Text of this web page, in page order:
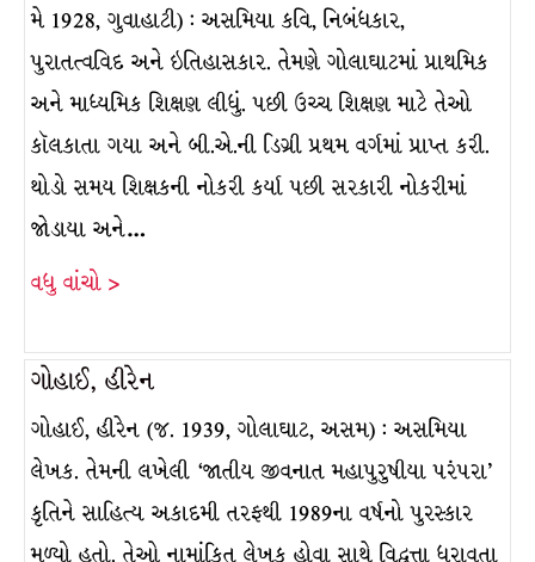
મે 1928, ગુવાહાટી) : અસમિયા કવિ, નિબંધકાર,
પુરાતત્વવિદ અને ઇતિહાસકાર. તેમણે ગોલાઘાટમાં પ્રાથમિક
અને માધ્યમિક શિક્ષણ લીધું. પછી ઉચ્ચ શિક્ષણ માટે તેઓ
કૉલકાતા ગયા અને બી.એ.ની ડિગ્રી પ્રથમ વર્ગમાં પ્રાપ્ત કરી.
થોડો સમય શિક્ષકની નોકરી કર્યા પછી સરકારી નોકરીમાં
જોડાયા અને…
વધુ વાંચો >
ગોહાઈ, હીરેન
ગોહાઈ, હીરેન (જ. 1939, ગોલાઘાટ, અસમ) : અસમિયા
લેખક. તેમની લખેલી ‘જાતીય જીવનાત મહાપુરુષીયા પરંપરા’
કૃતિને સાહિત્ય અકાદમી તરફથી 1989ના વર્ષનો પુરસ્કાર
મળ્યો હતો. તેઓ નામાંકિત લેખક હોવા સાથે વિદ્વત્તા ધરાવતા